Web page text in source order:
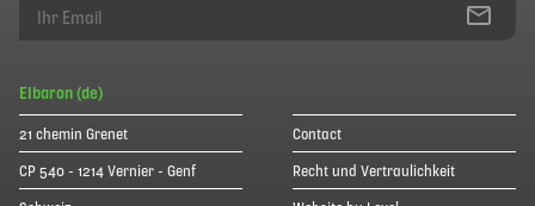
Elbaron (de)
21 chemin Grenet
CP 540 - 1214 Vernier - Genf
Contact
Recht und Vertraulichkeit